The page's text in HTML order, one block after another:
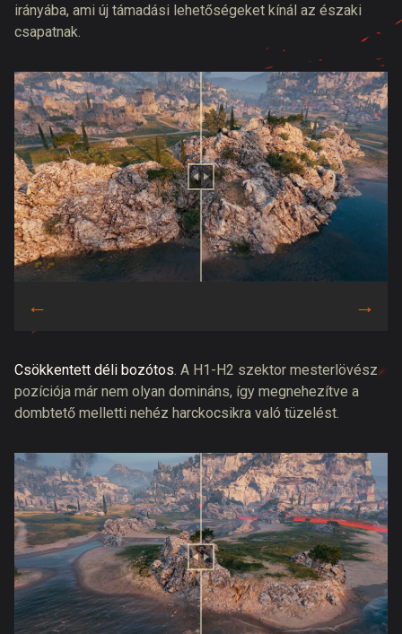
irányába, ami új támadási lehetőségeket kínál az északi
csapatnak.
Csökkentett déli bozótos . A H1-H2 szektor mesterlövész
pozíciója már nem olyan domináns, így megnehezítve a
dombtető melletti nehéz harckocsikra való tüzelést.